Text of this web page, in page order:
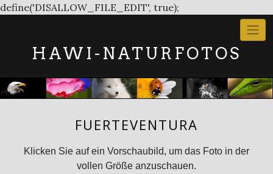
define('DISALLOW_FILE_EDIT', true);
HAWI-NATURFOTOS
FUERTEVENTURA
Klicken Sie auf ein Vorschaubild, um das Foto in der
vollen Größe anzuschauen.